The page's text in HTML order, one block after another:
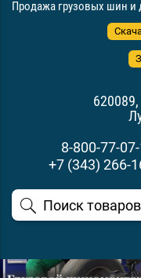
Продажа грузовых шин и
8-800-77-
+7 (343) 266-